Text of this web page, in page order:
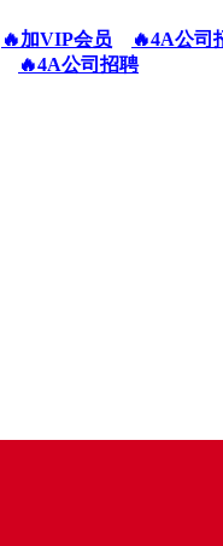
🔥加VIP会员
🔥4A公司
🔥4A公司招聘